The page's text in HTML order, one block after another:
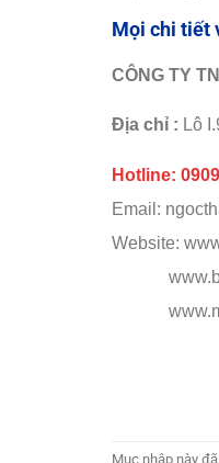
Mọi chi tiết
CÔNG TY
Địa chỉ : Lô
Hotline:
Email:
Website:
Mục nhập này